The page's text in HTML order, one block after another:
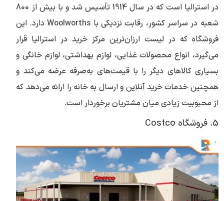
در استرالیا است که در سال 1914 تأسیس شد و با بیش از 800
شعبه در سراسر کشور، رقابت نزدیکی با Woolworths دارد. این
فروشگاه که در لیست ارزان‌ترین مرکز خرید در استرالیا قرار
می‌گیرد، انواع محصولات غذایی، لوازم بهداشتی، لوازم خانگی و
بسیاری کالاهای دیگر را با قیمت‌های به‌صرفه عرضه می‌کند و
همچنین خدمات خرید آنلاین و ارسال به خانه را ارائه می‌دهد که
از محبوبیت زیادی میان مشتریان برخوردار است.
5. فروشگاه Costco